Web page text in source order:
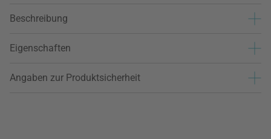
Beschreibung
Eigenschaften
Angaben zur Produktsicherheit